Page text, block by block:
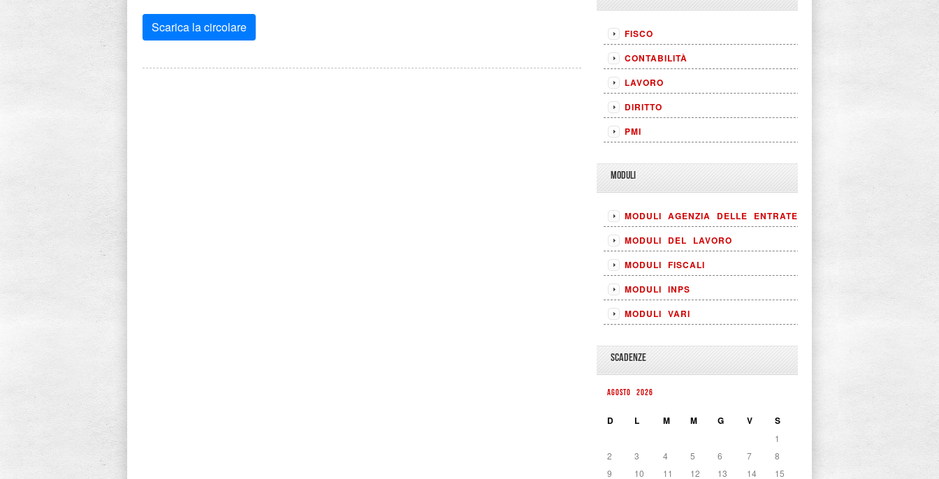
Scarica la circolare
FISCO
CONTABILITÀ
LAVORO
DIRITTO
PMI
MODULI
MODULI AGENZIA DELLE ENTRATE
MODULI DEL LAVORO
MODULI FISCALI
MODULI INPS
MODULI VARI
SCADENZE
AGOSTO 2026
D L M M G V S
1
2
3 4 5 6 7
8
9
10 11 12 13 14
15